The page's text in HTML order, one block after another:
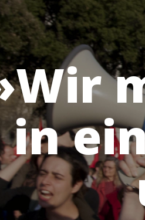
in